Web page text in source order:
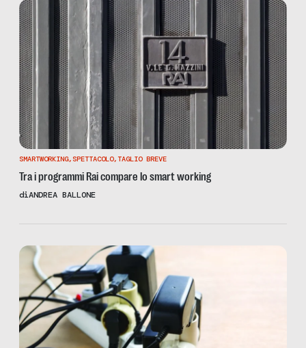
SMARTWORKING, SPETTACOLO,TAGLIO BREVE
Tra i programmi Rai compare lo smart working
diANDREA BALLONE